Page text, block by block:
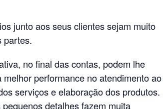
junto aos seus clientes sejam muito
partes.
no final das contas, podem lhe
performance no atendimento ao
serviços e elaboração dos produtos.
detalhes fazem muita